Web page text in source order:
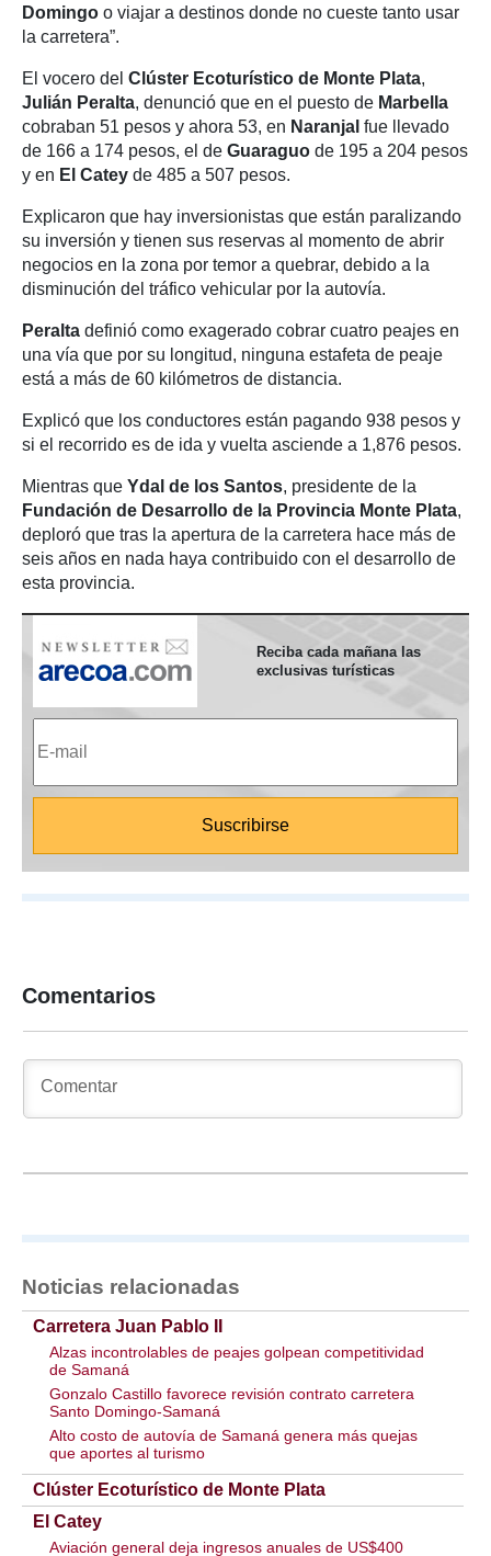
Domingo o viajar a destinos donde no cueste tanto usar
la carretera”.
El vocero del Clúster Ecoturístico de Monte Plata,
Julián Peralta, denunció que en el puesto de Marbella
cobraban 51 pesos y ahora 53, en Naranjal fue llevado
de 166 a 174 pesos, el de Guaraguo de 195 a 204 pesos
y en El Catey de 485 a 507 pesos.
Explicaron que hay inversionistas que están paralizando
su inversión y tienen sus reservas al momento de abrir
negocios en la zona por temor a quebrar, debido a la
disminución del tráfico vehicular por la autovía.
Peralta definió como exagerado cobrar cuatro peajes en
una vía que por su longitud, ninguna estafeta de peaje
está a más de 60 kilómetros de distancia.
Explicó que los conductores están pagando 938 pesos y
si el recorrido es de ida y vuelta asciende a 1,876 pesos.
Mientras que Ydal de los Santos, presidente de la
Fundación de Desarrollo de la Provincia Monte Plata,
deploró que tras la apertura de la carretera hace más de
seis años en nada haya contribuido con el desarrollo de
esta provincia.
Reciba cada mañana las
exclusivas turísticas
Comentarios
Noticias relacionadas
Carretera Juan Pablo II
Alzas incontrolables de peajes golpean competitividad
de Samaná
Gonzalo Castillo favorece revisión contrato carretera
Santo Domingo-Samaná
Alto costo de autovía de Samaná genera más quejas
que aportes al turismo
Clúster Ecoturístico de Monte Plata
El Catey
Aviación general deja ingresos anuales de US$400